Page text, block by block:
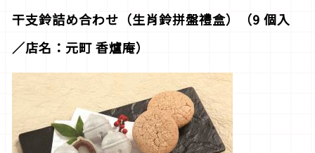
干支鈴詰め合わせ（生肖鈴拼盤禮盒）（9 個入
／店名：元町 香爐庵）